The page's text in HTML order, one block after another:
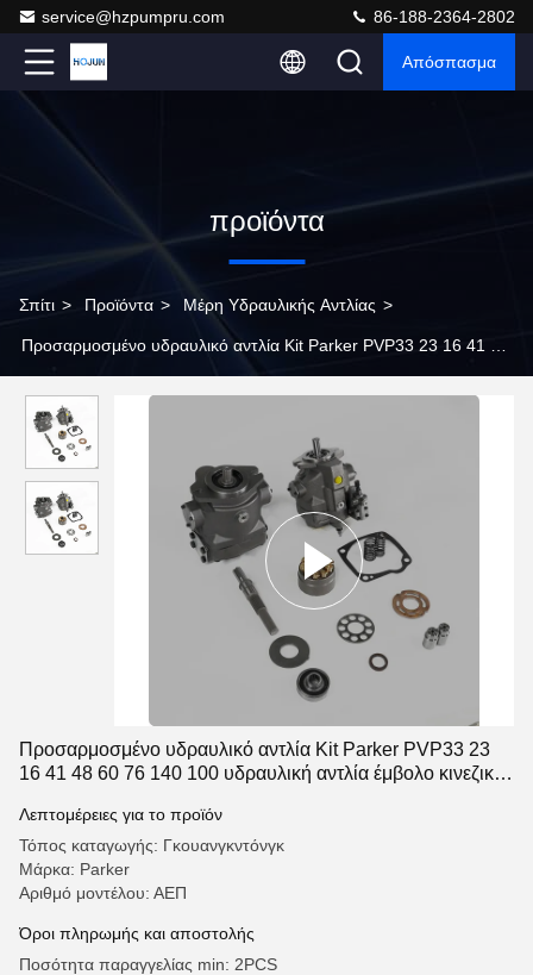
service@hzpumpru.com 86-188-2364-2802
Απόσπασμα
προϊόντα
Σπίτι > Προϊόντα > Μέρη Υδραυλικής Αντλίας >
Προσαρμοσμένο υδραυλικό αντλία Kit Parker PVP33 23 16 41 48
Προσαρμοσμένο υδραυλικό αντλία Kit Parker PVP33 23
16 41 48 60 76 140 100 υδραυλική αντλία έμβολο κινεζικός
Λεπτομέρειες για το προϊόν
Τόπος καταγωγής: Γκουανγκντόνγκ
Μάρκα: Parker
Αριθμό μοντέλου: ΑΕΠ
Όροι πληρωμής και αποστολής
Ποσότητα παραγγελίας min: 2PCS